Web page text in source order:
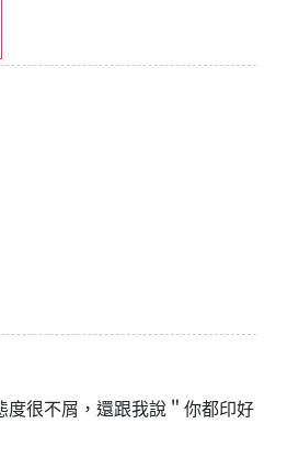
度很不屑，還跟我說＂你都印好